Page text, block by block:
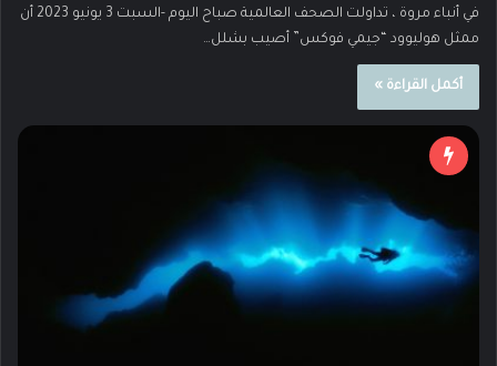
في أنباء مروة ، تداولت الصحف العالمية صباح اليوم -السبت 3 يونيو 2023 أن
ممثل هوليوود “جيمي فوكس” أصيب بشلل…
أكمل القراءة »